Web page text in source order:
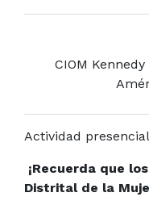
CIOM
Actividad
¡Recuerda que
Distrital de la